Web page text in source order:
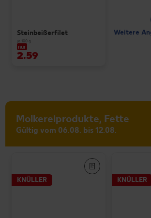
Steinbeißerfilet
je 100 g
nur
2.59
Weitere
Molkereiprodukte, Fette
Gültig vom 06.08. bis 12.08.
KNÜLLER KNÜLLER